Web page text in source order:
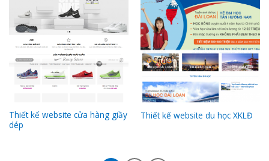
Thiết kế website cửa hàng giầy
dép
Thiết kế website du học XKLĐ